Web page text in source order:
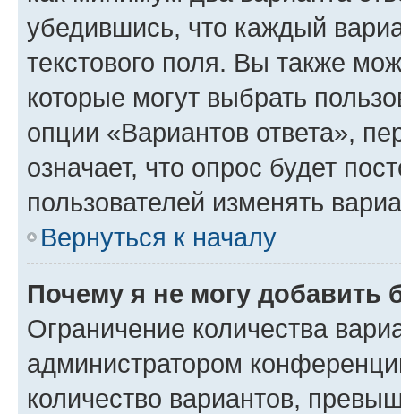
убедившись, что каждый
текстового поля. Вы также
которые могут выбрать
опции «Вариантов ответа»,
означает, что опрос будет
пользователей изменять
Вернуться к началу
Почему я не могу добавить
Ограничение количества
администратором
количество вариантов,